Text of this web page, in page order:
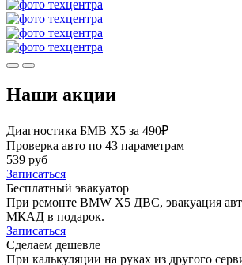
Наши акции
Диагностика БМВ Х5 за 490₽
Проверка авто по 43 параметрам
539 руб
Записаться
Бесплатный эвакуатор
При ремонте BMW X5 ДВС, эвакуация
МКАД в подарок.
Записаться
Сделаем дешевле
При калькуляции на руках из другого